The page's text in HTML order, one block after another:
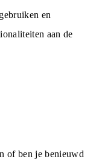
en
aan de
of ben je benieuwd